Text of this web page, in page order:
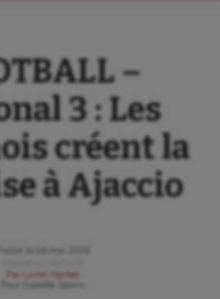
–
3 : Les
créent la
à Ajaccio
Publié le
16 mai 2026
Par
Lionel Herbet
Gazette Sports